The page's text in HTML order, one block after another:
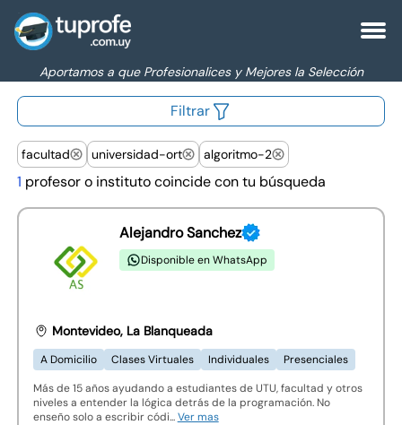
Aportamos a que Profesionalices y Mejores la Selección
Filtrar
facultad universidad-ort algoritmo-2
1 profesor o instituto coincide con tu búsqueda
Alejandro Sanchez
Disponible en WhatsApp
Montevideo, La Blanqueada
A Domicilio Clases Virtuales Individuales
Presenciales
Más de 15 años ayudando a estudiantes de UTU, facultad y otros
niveles a entender la lógica detrás de la programación. No
enseño solo a escribir códi...Ver mas